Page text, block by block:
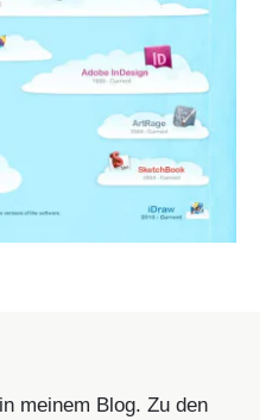
meinem Blog. Zu den